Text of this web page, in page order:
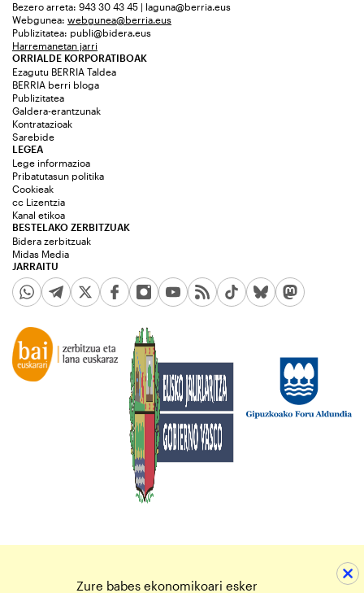
Bezero arreta: 943 30 43 45 | laguna@berria.eus
Webgunea: webgunea@berria.eus
Publizitatea: publi@bidera.eus
Harremanetan jarri
ORRIALDE KORPORATIBOAK
Ezagutu BERRIA Taldea
BERRIA berri bloga
Publizitatea
Galdera-erantzunak
Kontratazioak
Sarebide
JARRAITU
LEGEA
Lege informazioa
Pribatutasun politika
Cookieak
cc Lizentzia
Kanal etikoa
BESTELAKO ZERBITZUAK
Bidera zerbitzuak
Midas Media
Zure babes ekonomikoari esker